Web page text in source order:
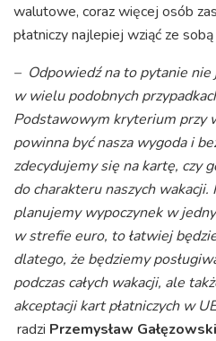
walutowe, coraz więcej osób
płatniczy najlepiej wziąć ze
– Odpowiedź na to pytanie nie
w wielu podobnych
Podstawowym kryterium przy
powinna być nasza wygoda i
zdecydujemy się na kartę, czy
do charakteru naszych wakacji.
planujemy wypoczynek w
w strefie euro, to łatwiej
dlatego, że będziemy
podczas całych wakacji, ale
akceptacji kart płatniczych w
radzi Przemysław